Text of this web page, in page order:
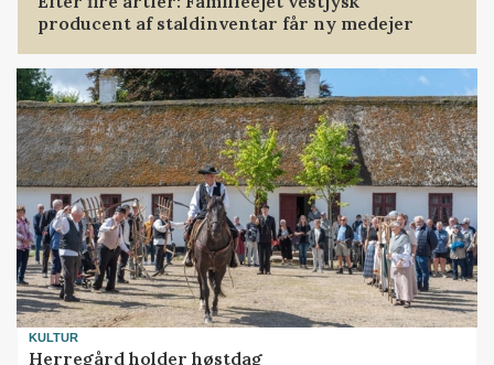
producent af staldinventar får ny medejer
KULTUR
Herregård holder høstdag